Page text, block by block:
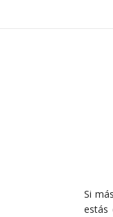
Si
estás